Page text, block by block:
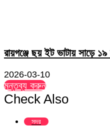
রায়গঞ্জে ছয় ইট ভাটায় সাড়ে ১৯
2026-03-10
মন্তব্য করুন
Check Also
সদর